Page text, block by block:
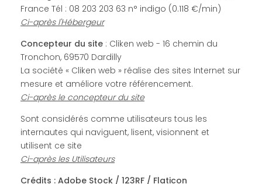
France Tél : 08 203 203 63 n° indigo (0.118 €/min)
Ci-après l'Hébergeur
Concepteur du site : Cliken web - 16 chemin du
Tronchon, 69570 Dardilly
La société « Cliken web » réalise des sites Internet sur
mesure et améliore votre référencement.
Ci-après le concepteur du site
Sont considérés comme utilisateurs tous les
internautes qui naviguent, lisent, visionnent et
utilisent ce site
Ci-après les Utilisateurs
Crédits : Adobe Stock / 123RF / Flaticon